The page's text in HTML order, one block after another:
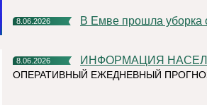
8.06.2026 В Емве прошла
8.06.2026 ИНФОРМАЦИЯ
ОПЕРАТИВНЫЙ ЕЖЕДНЕВНЫЙ ПРОГНОЗ